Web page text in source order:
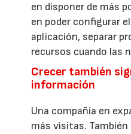
en disponer de más
en poder configurar
aplicación, separar
recursos cuando las
Crecer también
información
Una compañía en
más visitas.